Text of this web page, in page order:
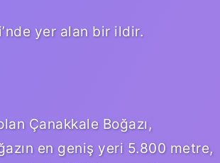
yer alan bir ildir.
Çanakkale Boğazı,
en geniş yeri 5.800 metre,